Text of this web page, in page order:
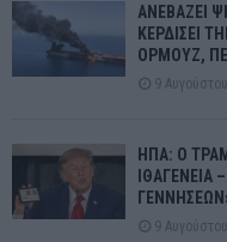
ΑΝΕΒΑΖΕΙ
ΚΕΡΔΙΣΕΙ
ΟΡΜΟΥΖ,
9
ΗΠΑ: Ο
9